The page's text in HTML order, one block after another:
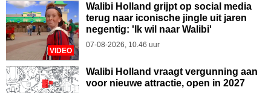
VIDEO
Walibi Holland grijpt op social media
terug naar iconische jingle uit jaren
negentig: 'Ik wil naar Walibi'
07-08-2026, 10.46 uur
Walibi Holland vraagt vergunning aan
voor nieuwe attractie, open in 2027